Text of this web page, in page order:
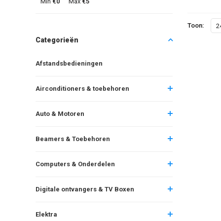
Categorieën
Afstandsbedieningen
Airconditioners & toebehoren
Auto & Motoren
Beamers & Toebehoren
Computers & Onderdelen
Digitale ontvangers & TV Boxen
Elektra
Toon: